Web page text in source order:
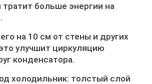
тратит больше энергии на
на 10 см от стены и других
улучшит циркуляцию
конденсатора.
холодильник: толстый слой